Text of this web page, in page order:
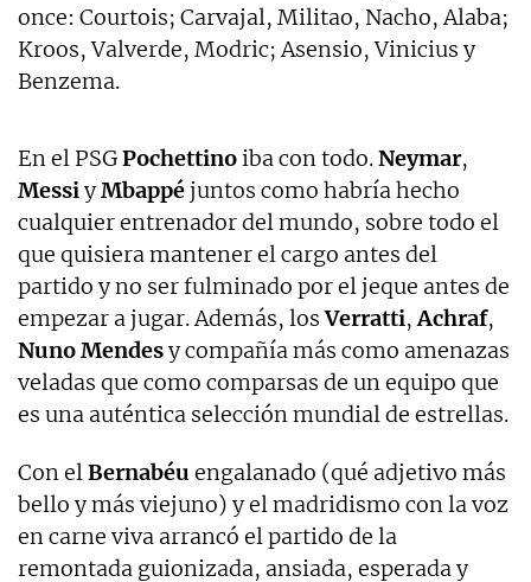
once: Courtois; Carvajal, Militao, Nacho, Alaba;
Kroos, Valverde, Modric; Asensio, Vinicius y
Benzema.
En el PSGPochettinoiba con todo.Neymar,
MessiyMbappéjuntos como habría hecho
cualquier entrenador del mundo, sobre todo el
que quisiera mantener el cargo antes del
partido y no ser fulminado por el jeque antes de
empezar a jugar. Además, losVerratti,Achraf,
Nuno Mendesy compañía más como amenazas
veladas que como comparsas de un equipo que
es una auténtica selección mundial de estrellas.
Con elBernabéu engalanado (qué adjetivo más
bello y más viejuno) y el madridismo con la voz
en carne viva arrancó el partido de la
remontada guionizada, ansiada, esperada y